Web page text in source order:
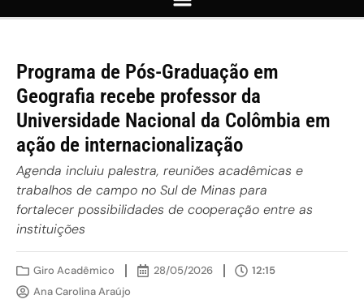
Programa de Pós-Graduação em
Geografia recebe professor da
Universidade Nacional da Colômbia em
ação de internacionalização
Agenda incluiu palestra, reuniões acadêmicas e
trabalhos de campo no Sul de Minas para
fortalecer possibilidades de cooperação entre as
instituições
Giro Acadêmico 28/05/2026
12:15
Ana Carolina Araújo